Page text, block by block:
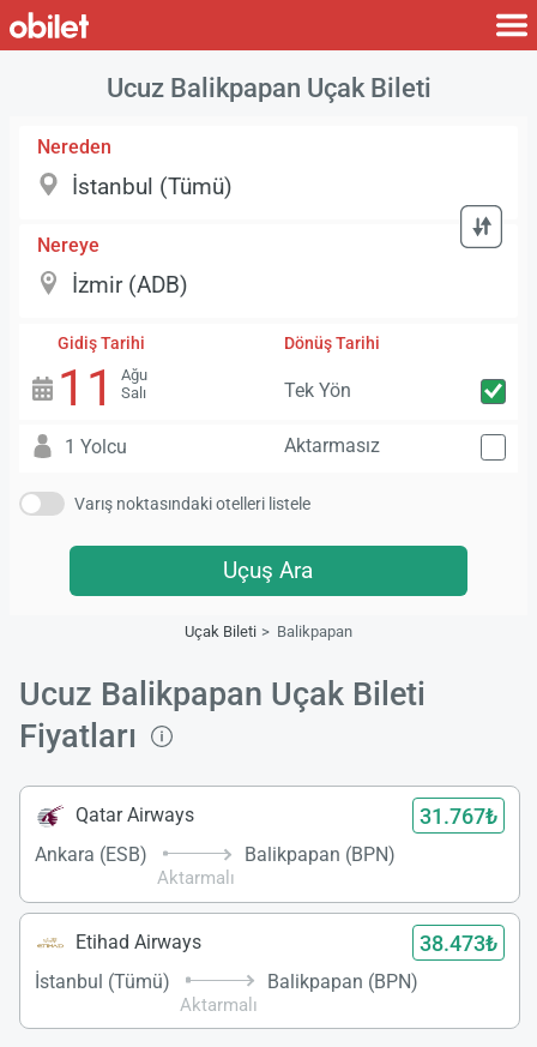
Ucuz Balikpapan Uçak Bileti
Nereden
Nereye
Gidiş Tarihi
11
Ağu
Salı
Dönüş Tarihi
Tek Yön
1 Yolcu Aktarmasız
Varış noktasındaki otelleri listele
Uçuş Ara
Uçak Bileti Balikpapan
Ucuz Balikpapan Uçak Bileti
Fiyatları
Qatar Airways 31.767₺
Ankara (ESB)
Aktarmalı
Balikpapan (BPN)
Etihad Airways 38.473₺
İstanbul (Tümü)
Aktarmalı
Balikpapan (BPN)